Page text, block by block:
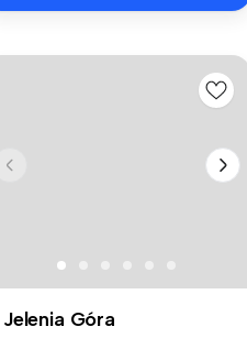
Jelenia Góra